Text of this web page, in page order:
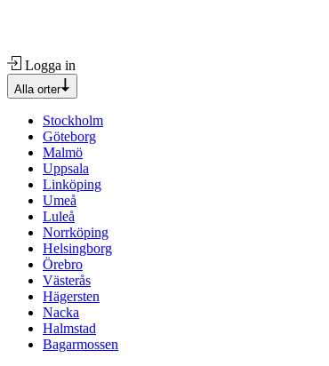
Logga in
Alla orter
Stockholm
Göteborg
Malmö
Uppsala
Linköping
Umeå
Luleå
Norrköping
Helsingborg
Örebro
Västerås
Hägersten
Nacka
Halmstad
Bagarmossen